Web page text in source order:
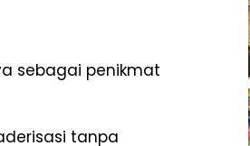
sebagai penikmat
tanpa